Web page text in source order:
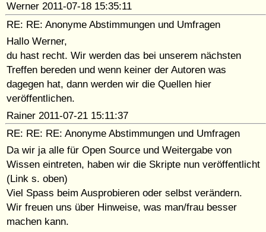
Werner 2011-07-18 15:35:11
RE: RE: Anonyme Abstimmungen und Umfragen
Hallo Werner,
du hast recht. Wir werden das bei unserem nächsten
Treffen bereden und wenn keiner der Autoren was
dagegen hat, dann werden wir die Quellen hier
veröffentlichen.
Rainer 2011-07-21 15:11:37
RE: RE: RE: Anonyme Abstimmungen und Umfragen
Da wir ja alle für Open Source und Weitergabe von
Wissen eintreten, haben wir die Skripte nun veröffentlicht
(Link s. oben)
Viel Spass beim Ausprobieren oder selbst verändern.
Wir freuen uns über Hinweise, was man/frau besser
machen kann.